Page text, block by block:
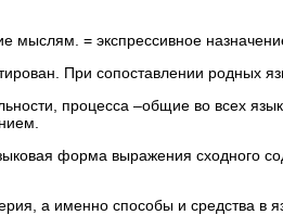
мыслям. = экспрессивное
При сопоставлении родных
процесса –общие во всех
форма выражения сходного
а именно способы и средства в